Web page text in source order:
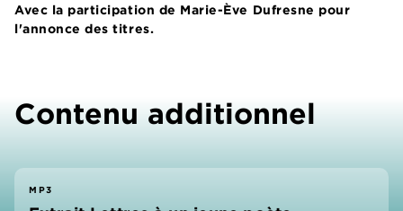
Avec la participation de Marie-Ève Dufresne pour
l'annonce des titres.
Contenu additionnel
MP3